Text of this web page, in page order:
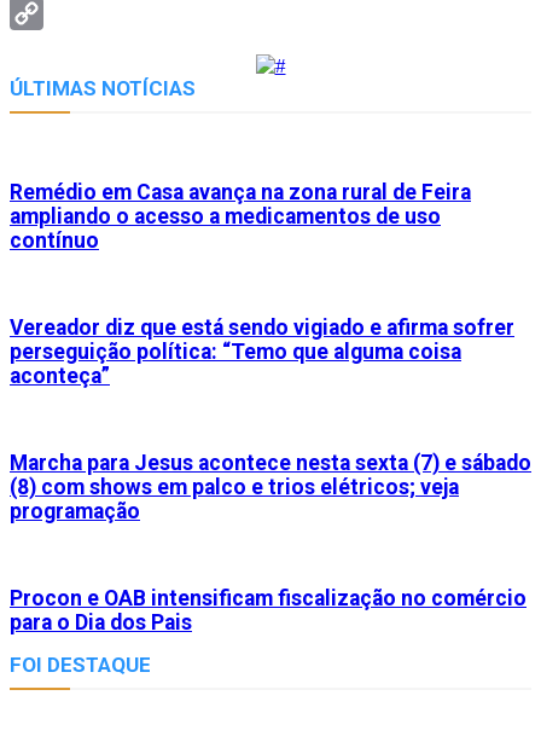
Threads
Link
ÚLTIMAS NOTÍCIAS
Remédio em Casa avança na zona rural de Feira
ampliando o acesso a medicamentos de uso
contínuo
Vereador diz que está sendo vigiado e afirma sofrer
perseguição política: “Temo que alguma coisa
aconteça”
Marcha para Jesus acontece nesta sexta (7) e sábado
(8) com shows em palco e trios elétricos; veja
programação
Procon e OAB intensificam fiscalização no comércio
para o Dia dos Pais
FOI DESTAQUE